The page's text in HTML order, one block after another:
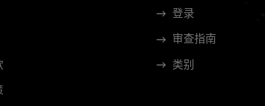
登录
审查指南
类别